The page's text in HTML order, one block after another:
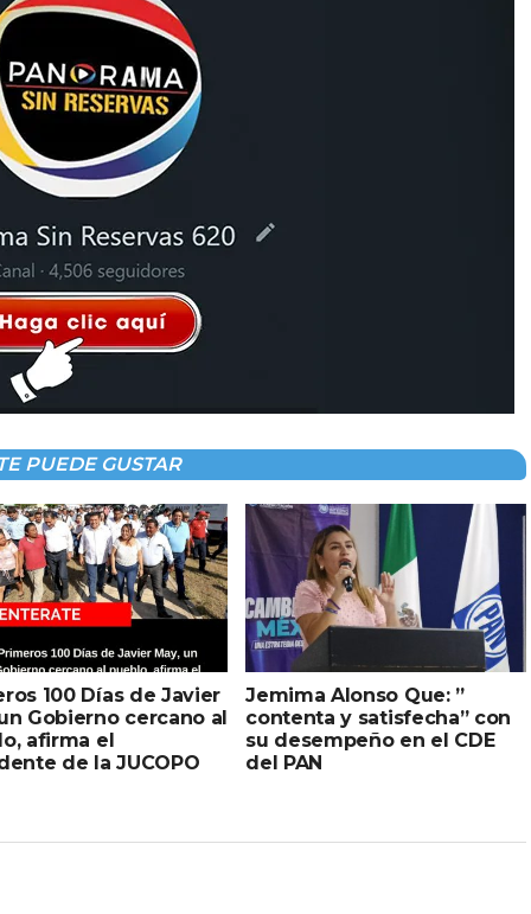
PUEDE GUSTAR
100 Días de Javier
Gobierno cercano al
afirma el
de la JUCOPO
Jemima Alonso Que: ”
contenta y satisfecha” con
su desempeño en el CDE
del PAN